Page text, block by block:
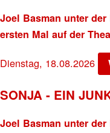
Joel Basman unter
ersten Mal auf der
Dienstag, 18.08.2026
SONJA - EIN
Joel Basman unter